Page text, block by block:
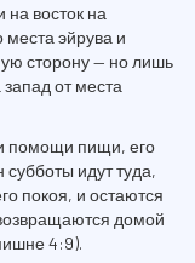
на восток на
места эйрува и
сторону — но лишь
запад от места
помощи пищи, его
субботы идут туда,
покоя, и остаются
домой
4:9).